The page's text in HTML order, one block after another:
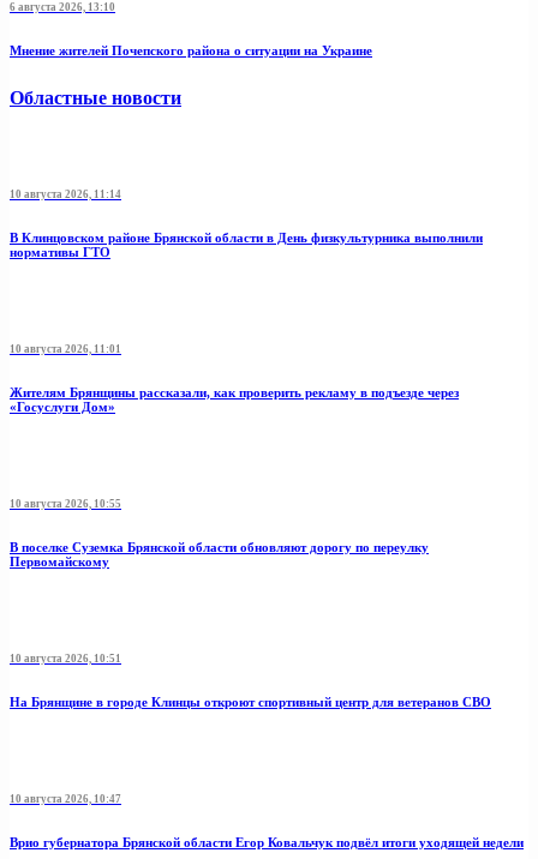
6 августа 2026, 13:10
Мнение жителей Почепского района о ситуации на Украине
Областные новости
10 августа 2026, 11:14
В Клинцовском районе Брянской области в День физкультурника выполнили
нормативы ГТО
10 августа 2026, 11:01
Жителям Брянщины рассказали, как проверить рекламу в подъезде через
«Госуслуги Дом»
10 августа 2026, 10:55
В поселке Суземка Брянской области обновляют дорогу по переулку
Первомайскому
10 августа 2026, 10:51
На Брянщине в городе Клинцы откроют спортивный центр для ветеранов СВО
10 августа 2026, 10:47
Врио губернатора Брянской области Егор Ковальчук подвёл итоги уходящей недели